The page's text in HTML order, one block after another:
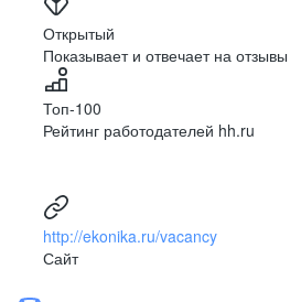
Открытый
Показывает и отвечает на отзывы
Топ-100
Рейтинг работодателей hh.ru
http://ekonika.ru/vacancy
Сайт